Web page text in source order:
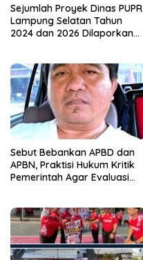
Sejumlah Proyek Dinas PUPR
Lampung Selatan Tahun
2024 dan 2026 Dilaporkan
Sebut Bebankan APBD dan
APBN, Praktisi Hukum Kritik
Pemerintah Agar Evaluasi